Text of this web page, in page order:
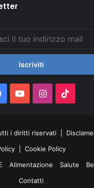
Facebook
You Instagram
i diritti riservati |
Cookie Policy
Alimentazione Salute
Contatti